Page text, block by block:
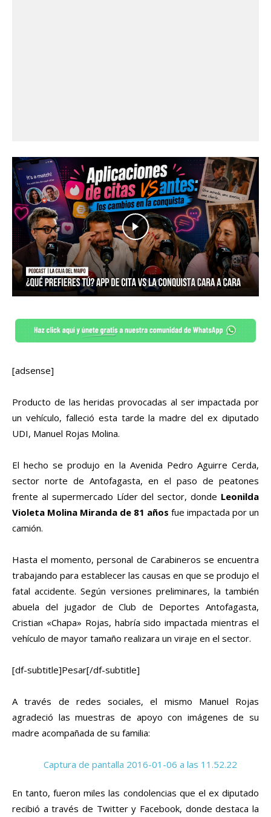
[adsense]
Producto de las heridas provocadas al ser impactada por
un vehículo, falleció esta tarde la madre del ex diputado
UDI, Manuel Rojas Molina.
El hecho se produjo en la Avenida Pedro Aguirre Cerda,
sector norte de Antofagasta, en el paso de peatones
frente al supermercado Líder del sector, donde Leonilda
Violeta Molina Miranda de 81 años fue impactada por un
camión.
Hasta el momento, personal de Carabineros se encuentra
trabajando para establecer las causas en que se produjo el
fatal accidente. Según versiones preliminares, la también
abuela del jugador de Club de Deportes Antofagasta,
Cristian «Chapa» Rojas, habría sido impactada mientras el
vehículo de mayor tamaño realizara un viraje en el sector.
[df-subtitle]Pesar[/df-subtitle]
A través de redes sociales, el mismo Manuel Rojas
agradeció las muestras de apoyo con imágenes de su
madre acompañada de su familia:
En tanto, fueron miles las condolencias que el ex diputado
recibió a través de Twitter y Facebook, donde destaca la